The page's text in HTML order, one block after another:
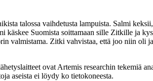
talossa vaihdetusta lampuista. Salmi
käskee Suomista soittamaan sille Zitkille ja
valmistama. Zitki vahvistaa, että joo niin oli
ovat Artemis researchin tekemiä
aseista ei löydy ko tietokoneesta.